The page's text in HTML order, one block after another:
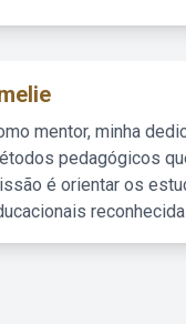
mentor, minha
pedagógicos
é orientar os